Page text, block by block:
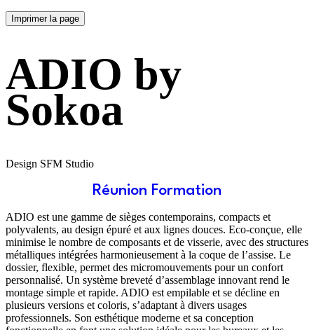
Imprimer la page
ADIO by
Sokoa
Design SFM Studio
Réunion Formation
ADIO est une gamme de sièges contemporains, compacts et
polyvalents, au design épuré et aux lignes douces. Eco-conçue, elle
minimise le nombre de composants et de visserie, avec des structures
métalliques intégrées harmonieusement à la coque de l’assise. Le
dossier, flexible, permet des micromouvements pour un confort
personnalisé. Un système breveté d’assemblage innovant rend le
montage simple et rapide. ADIO est empilable et se décline en
plusieurs versions et coloris, s’adaptant à divers usages
professionnels. Son esthétique moderne et sa conception